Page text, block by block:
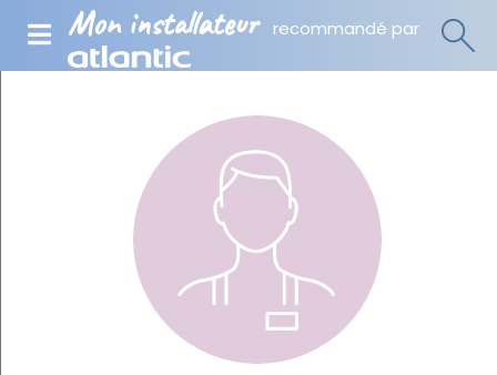
Mon installateur recommandé par